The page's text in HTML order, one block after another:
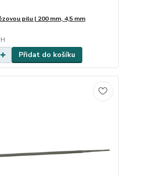
pilu | 200 mm, 4,5 mm
Přidat do košíku